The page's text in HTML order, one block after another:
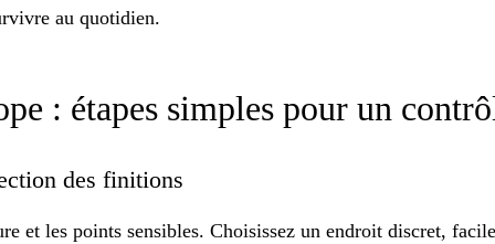
au quotidien.
: étapes simples pour un
des finitions
et les points sensibles. Choisissez un endroit discret,